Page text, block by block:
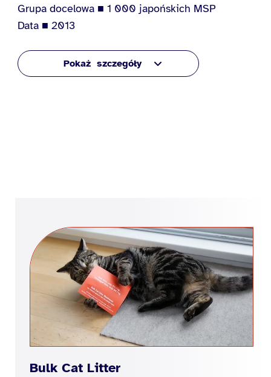
Grupa docelowa ■ 1 000 japońskich MSP
Data ■ 2013
szczegóły
Bulk Cat Litter